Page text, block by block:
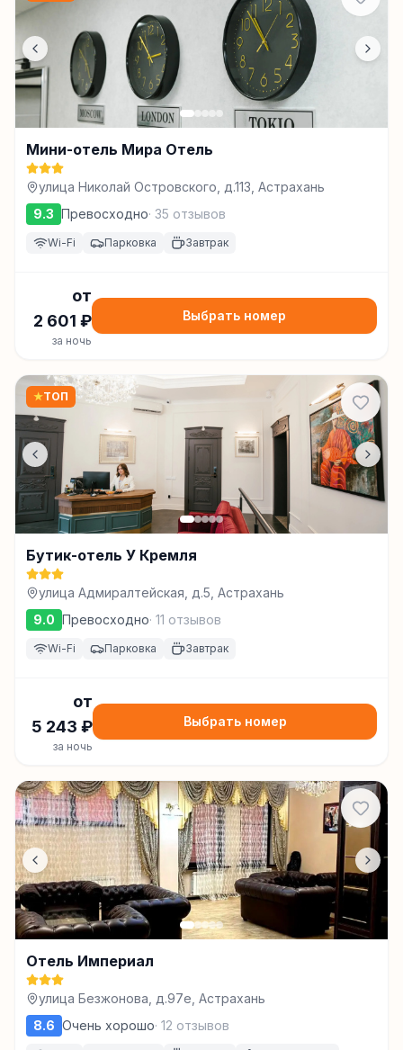
Мини-отель Мира Отель
улица Николай Островского, д.113, Астрахань
9.3 Превосходно· 35 отзывов
Wi-Fi Парковка Завтрак
от
2 601 ₽
за ночь
Выбрать номер
★ТОП
Бутик-отель У Кремля
улица Адмиралтейская, д.5, Астрахань
9.0 Превосходно· 11 отзывов
Wi-Fi Парковка Завтрак
от
5 243 ₽
за ночь
Выбрать номер
Отель Империал
улица Безжонова, д.97е, Астрахань
8.6 Очень хорошо· 12 отзывов